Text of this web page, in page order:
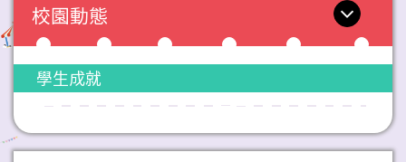
校園動態
學生成就